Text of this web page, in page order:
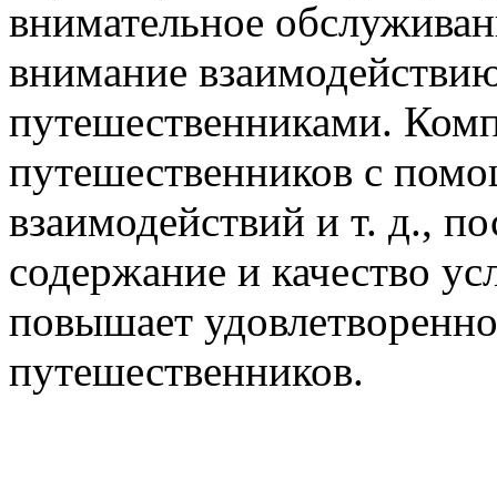
внимательное
внимание
путешественниками.
путешественников с
взаимодействий и т. д.,
содержание и качество
повышает
путешественников.